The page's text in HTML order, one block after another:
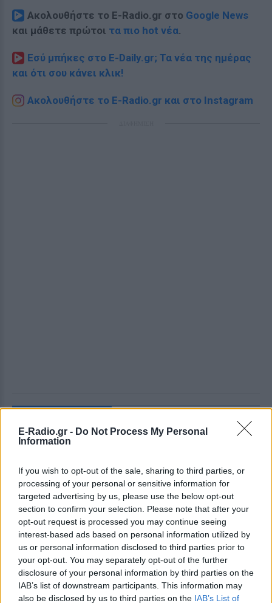
E-Radio.gr - Do Not Process My Personal
Information
If you wish to opt-out of the sale, sharing to third parties, or
processing of your personal or sensitive information for
targeted advertising by us, please use the below opt-out
section to confirm your selection. Please note that after your
opt-out request is processed you may continue seeing
interest-based ads based on personal information utilized by
us or personal information disclosed to third parties prior to
your opt-out. You may separately opt-out of the further
disclosure of your personal information by third parties on the
IAB’s list of downstream participants. This information may
also be disclosed by us to third parties on the IAB’s List of
Ακολουθήστε το E-Radio.gr στο Google News
και μάθετε πρώτοι τα πιο hot νέα.
Εσύ μπήκες στο E-Daily.gr; Τα νέα της ημέρας
και ότι σου κάνει κλικ!
Ακολουθήστε το E-Radio.gr και στο Instagram
Πού εξαφανίστηκε η Dido; Η
τραγουδίστρια που πούλησε 40
εκ. δίσκους άφησε τη δόξα και
άλλαξε ζωή
ΠΡΙΝ 6 ΏΡΕΣ
Με επιτυχίες όπως τα «Thank You»,
«White Flag» και τη θρυλική συνεργασία
της με τον Eminem στο «Stan», η Dido
έγινε μία από τις μεγαλύτερες ποπ σταρ
των 00s